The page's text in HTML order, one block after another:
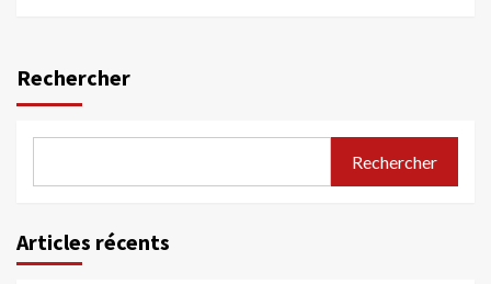
Rechercher
Rechercher
Articles récents